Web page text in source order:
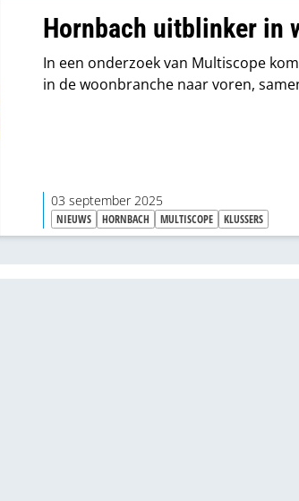
Hornbach uitblinker in
In een onderzoek van Multiscope
in de woonbranche naar voren,
03 september 2025
NIEUWS HORNBACH MULTISCOPE KLUSSERS